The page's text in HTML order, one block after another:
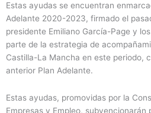
Estas ayudas se encuentran
Adelante 2020-2023, firmado el
presidente Emiliano García-Page y
parte de la estrategia de
Castilla-La Mancha en este periodo,
anterior Plan Adelante.
Estas ayudas, promovidas por la
Empresas y Empleo, subvencionarán